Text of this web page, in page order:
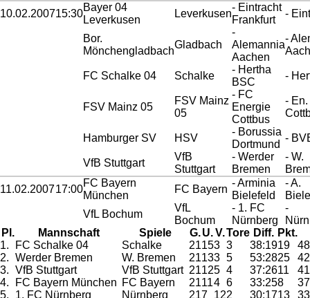
10.02.200715:30
Bayer 04
Leverkusen
Leverkusen
- Eintracht
Frankfurt
-
Bor.
Mönchengladbach
Gladbach
-
Alemannia
Aachen
-
FC Schalke 04 Schalke
- Hertha
BSC
-
FSV Mainz 05
FSV Mainz
05
- FC
Energie
Cottbus
- En.
Hamburger SV HSV
- Borussia
Dortmund
-
VfB Stuttgart
VfB
Stuttgart
- Werder
Bremen
- W.
11.02.200717:00
FC Bayern
München
FC Bayern
- Arminia
Bielefeld
- A.
VfL Bochum
VfL
Bochum
- 1. FC
Nürnberg
-
Pl.
Mannschaft Spiele G.U.V.Tore Diff. Pkt.
1.
FC Schalke 04 Schalke 21153 3 38:1919
48
2. Werder Bremen W. Bremen 21133 5 53:2825
42
3. VfB Stuttgart VfB Stuttgart 21125 4 37:2611
41
4.
FC Bayern München FC Bayern 21114 6 33:258
37
5.
1. FC Nürnberg Nürnberg 217 122 30:1713 33